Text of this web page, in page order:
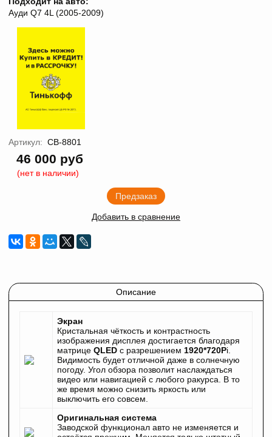
Ауди Q7 4L (2005-2009)
Артикул: CB-8801
46 000 руб
(нет в наличии)
Предзаказ
Добавить в сравнение
Описание
Экран
Кристальная чёткость и контрастность
изображения дисплея достигается благодаря
матрице QLED c разрешением 1920*720Pi.
Видимость будет отличной даже в солнечную
погоду. Угол обзора позволит наслаждаться
видео или навигацией с любого ракурса. В то
же время можно снизить яркость или
выключить его совсем.
Оригинальная система
Заводской функционал авто не изменяется и